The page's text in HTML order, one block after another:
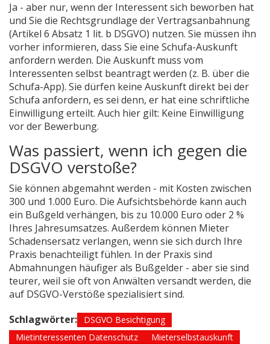
Ja - aber nur, wenn der Interessent sich beworben hat
und Sie die Rechtsgrundlage der Vertragsanbahnung
(Artikel 6 Absatz 1 lit. b DSGVO) nutzen. Sie müssen ihn
vorher informieren, dass Sie eine Schufa-Auskunft
anfordern werden. Die Auskunft muss vom
Interessenten selbst beantragt werden (z. B. über die
Schufa-App). Sie dürfen keine Auskunft direkt bei der
Schufa anfordern, es sei denn, er hat eine schriftliche
Einwilligung erteilt. Auch hier gilt: Keine Einwilligung
vor der Bewerbung.
Was passiert, wenn ich gegen die
DSGVO verstoße?
Sie können abgemahnt werden - mit Kosten zwischen
300 und 1.000 Euro. Die Aufsichtsbehörde kann auch
ein Bußgeld verhängen, bis zu 10.000 Euro oder 2 %
Ihres Jahresumsatzes. Außerdem können Mieter
Schadensersatz verlangen, wenn sie sich durch Ihre
Praxis benachteiligt fühlen. In der Praxis sind
Abmahnungen häufiger als Bußgelder - aber sie sind
teurer, weil sie oft von Anwälten versandt werden, die
auf DSGVO-Verstöße spezialisiert sind.
Schlagwörter:
DSGVO Besichtigung
Mietinteressenten Datenschutz
Mieterselbstauskunft